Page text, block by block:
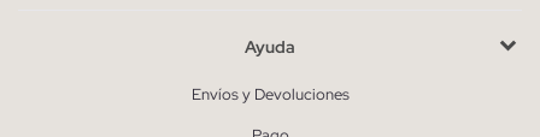
Ayuda
Envíos y Devoluciones